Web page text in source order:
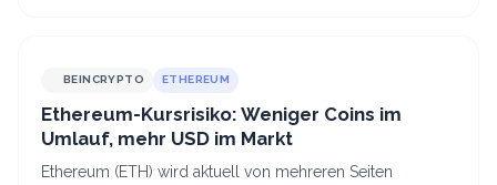
BEINCRYPTO ETHEREUM
Ethereum-Kursrisiko: Weniger Coins im
Umlauf, mehr USD im Markt
Ethereum (ETH) wird aktuell von mehreren Seiten